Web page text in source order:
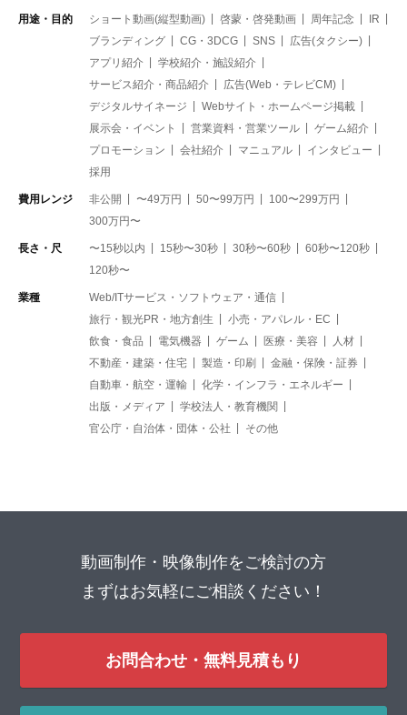
用途・目的 ショート動画(縦型動画) 啓蒙・啓発動画 周年記念
IR
ブランディング
CG・3DCG SNS
広告(タクシー)
アプリ紹介
学校紹介・施設紹介
サービス紹介・商品紹介
広告(Web・テレビCM)
デジタルサイネージ
Webサイト・ホームページ掲載
展示会・イベント
営業資料・営業ツール
ゲーム紹介
プロモーション
会社紹介 マニュアル
インタビュー
採用
費用レンジ 非公開 〜49万円 50〜99万円
100〜299万円
300万円〜
長さ・尺 〜15秒以内 15秒〜30秒 30秒〜60秒
60秒〜120秒
120秒〜
業種
Web/ITサービス・ソフトウェア・通信
旅行・観光PR・地方創生
小売・アパレル・EC
飲食・食品
電気機器 ゲーム 医療・美容
人材
不動産・建築・住宅
製造・印刷
金融・保険・証券
自動車・航空・運輸
化学・インフラ・エネルギー
出版・メディア
学校法人・教育機関
官公庁・自治体・団体・公社
その他
動画制作・映像制作をご検討の方
まずはお気軽にご相談ください！
お問合わせ・無料見積もり